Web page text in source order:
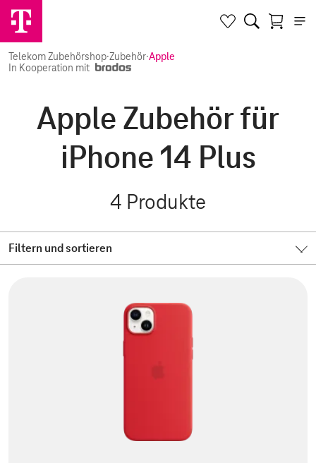
Telekom Zubehörshop·Zubehör·Apple
In Kooperation mit
Apple Zubehör für
iPhone 14 Plus
4 Produkte
Filtern und sortieren